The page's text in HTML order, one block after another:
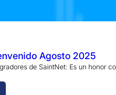
Agosto 2025
de SaintNet: Es un honor